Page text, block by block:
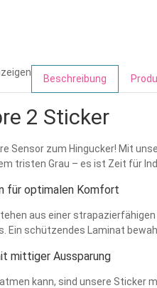
Beschreibung
2 Sticker
Sensor zum Hingucker! Mit
tristen Grau – es ist Zeit für
für optimalen Komfort
aus einer
Ein schützendes Laminat
mittiger Aussparung
kann, sind unsere Sticker